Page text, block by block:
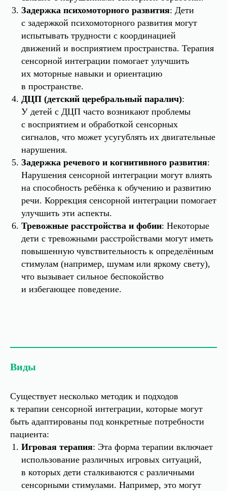
Задержка психомоторного развития: Дети
с задержкой психомоторного развития могут
испытывать трудности с координацией
движений и восприятием пространства. Терапия
сенсорной интеграции помогает улучшить
их моторные навыки и ориентацию
в пространстве.
ДЦП (детский церебральный паралич):
У детей с ДЦП часто возникают проблемы
с восприятием и обработкой сенсорных
сигналов, что может усугублять их двигательные
нарушения.
Задержка речевого и когнитивного развития:
Нарушения сенсорной интеграции могут влиять
на способность ребёнка к обучению и развитию
речи. Коррекция сенсорной интеграции помогает
улучшить эти аспекты.
Тревожные расстройства и фобии: Некоторые
дети с тревожными расстройствами могут иметь
повышенную чувствительность к определённым
стимулам (например, шумам или яркому свету),
что вызывает сильное беспокойство
и избегающее поведение.
Виды
Существует несколько методик и подходов
к терапии сенсорной интеграции, которые могут
быть адаптированы под конкретные потребности
пациента:
Игровая терапия: Эта форма терапии включает
использование различных игровых ситуаций,
в которых дети сталкиваются с различными
сенсорными стимулами. Например, это могут